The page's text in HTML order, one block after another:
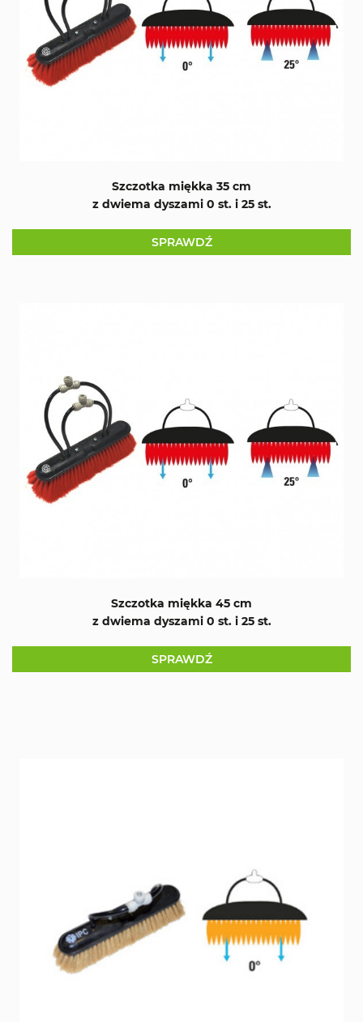
Szczotka miękka 35 cm
z dwiema dyszami 0 st. i 25 st.
SPRAWDŹ
Szczotka miękka 45 cm
z dwiema dyszami 0 st. i 25 st.
SPRAWDŹ